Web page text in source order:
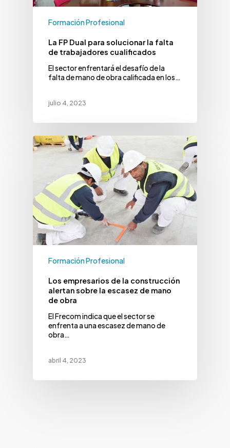
Formación Profesional
La FP Dual para solucionar la falta
de trabajadores cualificados
El sector enfrentará el desafío de la
falta de mano de obra calificada en los…
julio 4, 2023
Formación Profesional
Los empresarios de la construcción
alertan sobre la escasez de mano
de obra
El Frecom indica que el sector se
enfrenta a una escasez de mano de
obra…
abril 4, 2023